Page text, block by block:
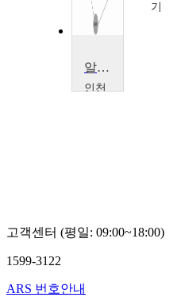
길
기
알고리즘
인천
고객센터 (평일: 09:00~18:00)
1599-3122
ARS 번호안내